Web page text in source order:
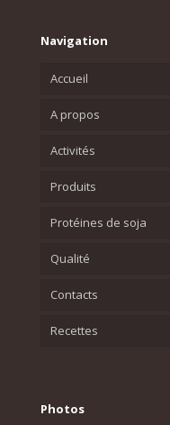
Navigation
Accueil
A propos
Activités
Produits
Protéines de soja
Qualité
Contacts
Recettes
Photos